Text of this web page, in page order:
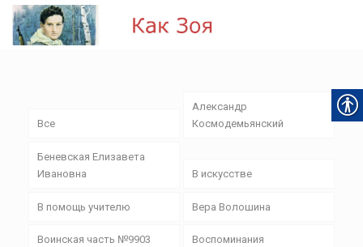
Все
Александр
Космодемьянский
Беневская Елизавета
Ивановна
В искусстве
В помощь учителю Вера Волошина
Воинская часть №9903 Воспоминания